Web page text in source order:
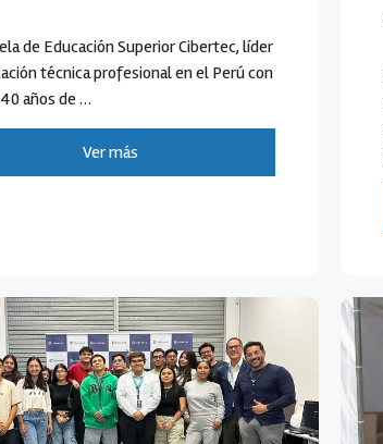
de Educación Superior Cibertec, líder
técnica profesional en el Perú con
años de …
Ver más